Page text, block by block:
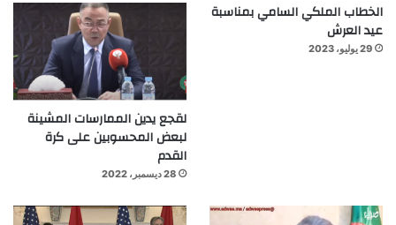
الخطاب الملكي السامي بمناسبة
عيد العرش
29 يوليو، 2023
لقجع يدين الممارسات المشينة
لبعض المحسوبين على كرة
القدم
28 ديسمبر، 2022